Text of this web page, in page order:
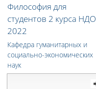
Философия для
студентов 2 курса НДО
2022
Кафедра гуманитарных и
социально-экономических
наук